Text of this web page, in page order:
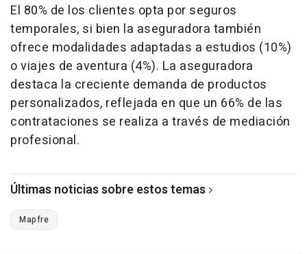
El 80% de los clientes opta por seguros
temporales, si bien la aseguradora también
ofrece modalidades adaptadas a estudios (10%)
o viajes de aventura (4%). La aseguradora
destaca la creciente demanda de productos
personalizados, reflejada en que un 66% de las
contrataciones se realiza a través de mediación
profesional.
Últimas noticias sobre estos temas
Mapfre